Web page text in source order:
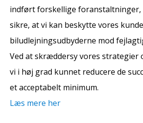
indført forskellige foranstaltninger,
sikre, at vi kan beskytte vores
biludlejningsudbyderne mod
Ved at skræddersy vores strategier
vi i høj grad kunnet reducere de
et acceptabelt minimum.
Læs mere her